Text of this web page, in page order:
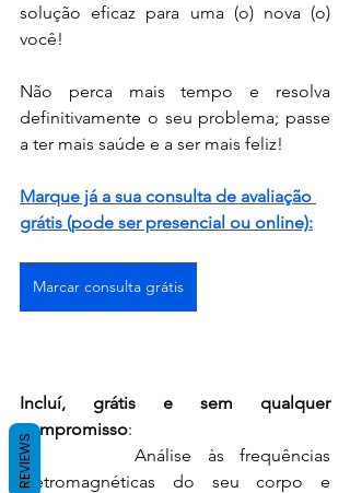
solução eficaz para uma (o) nova (o)
você!
Não perca mais tempo e resolva
definitivamente o seu problema; passe
a ter mais saúde e a ser mais feliz!
Marque já a sua consulta de avaliação
grátis (pode ser presencial ou online):
Marcar consulta grátis
Incluí, grátis e sem qualquer
compromisso:
·       Análise às frequências
eletromagnéticas do seu corpo e
REVIEWS